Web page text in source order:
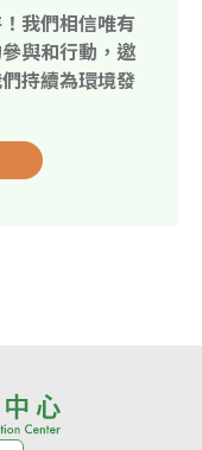
我們相信唯有
與和行動，邀
持續為環境發